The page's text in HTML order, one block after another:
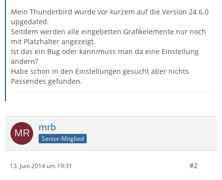
Mein Thunderbird wurde vor kurzem auf die Version 24.6.0
upgedated.
Seitdem werden alle eingebetten Grafikelemente nur noch
mit Platzhalter angezeigt.
Ist das ein Bug oder kann/muss man da eine Einstellung
ändern?
Habe schon in den Einstellungen gesucht aber nichts
Passendes gefunden.
mrb
Senior-Mitglied
13. Juni 2014 um 19:31 #2